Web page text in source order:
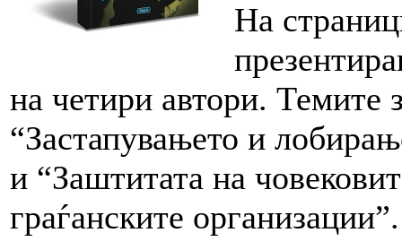
На
на четири автори. Темите
“Застапувањето и
и “Заштитата на
граѓанските организации”.